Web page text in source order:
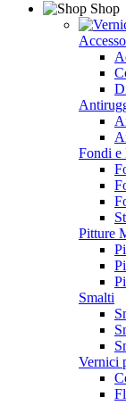
Shop
Fondi e
Pitture
Smalti
Vernici